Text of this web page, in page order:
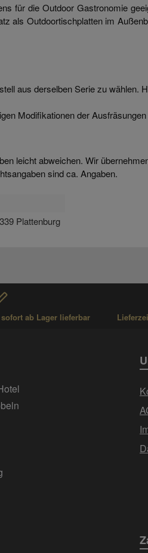
für die Outdoor Gastronomie
als Outdoortischplatten im
aus derselben Serie zu wählen.
Modifikationen der
leicht abweichen. Wir
sind ca. Angaben.
Plattenburg
ab Lager lieferbar